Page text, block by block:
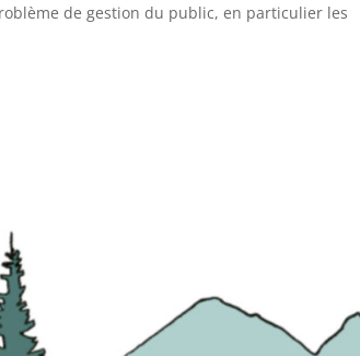
de gestion du public, en particulier les